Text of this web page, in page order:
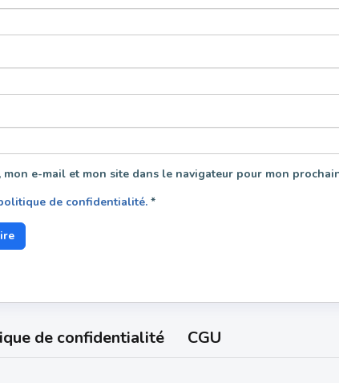
mon e-mail et mon site dans le navigateur pour mon
de confidentialité. *
de confidentialité CGU